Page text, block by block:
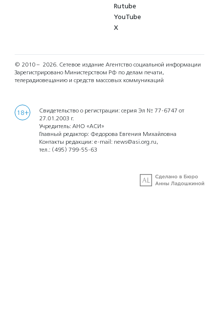
Rutube
YouTube
X
© 2010 – 2026. Сетевое издание Агентство социальной информации
Зарегистрировано Министерством РФ по делам печати,
телерадиовещанию и средств массовых коммуникаций
18+
Свидетельство о регистрации: серия Эл № 77-6747 от
27.01.2003 г.
Учредитель: АНО «АСИ»
Главный редактор: Федорова Евгения Михайловна
Контакты редакции: e-mail: news@asi.org.ru,
тел.: (495) 799-55-63